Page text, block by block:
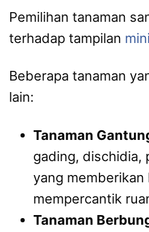
Pemilihan tanaman
terhadap tampilan
Beberapa tanaman
lain:
Tanaman
gading, dischidia,
yang memberikan
mempercantik
Tanaman